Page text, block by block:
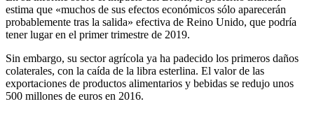
estima que «muchos de sus efectos económicos sólo aparecerán
probablemente tras la salida» efectiva de Reino Unido, que podría
tener lugar en el primer trimestre de 2019.
Sin embargo, su sector agrícola ya ha padecido los primeros daños
colaterales, con la caída de la libra esterlina. El valor de las
exportaciones de productos alimentarios y bebidas se redujo unos
500 millones de euros en 2016.